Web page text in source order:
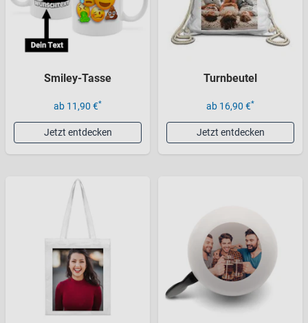
Smiley-Tasse
ab 11,90 €*
Jetzt entdecken
Turnbeutel
ab 16,90 €*
Jetzt entdecken